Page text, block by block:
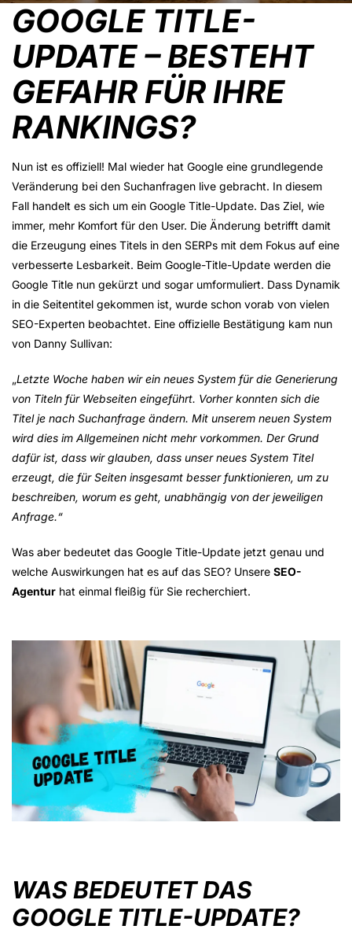
GOOGLE TITLE-
UPDATE – BESTEHT
GEFAHR FÜR IHRE
RANKINGS?
Nun ist es offiziell! Mal wieder hat Google eine grundlegende
Veränderung bei den Suchanfragen live gebracht. In diesem
Fall handelt es sich um ein Google Title-Update. Das Ziel, wie
immer, mehr Komfort für den User. Die Änderung betrifft damit
die Erzeugung eines Titels in den SERPs mit dem Fokus auf eine
verbesserte Lesbarkeit. Beim Google-Title-Update werden die
Google Title nun gekürzt und sogar umformuliert. Dass Dynamik
in die Seitentitel gekommen ist, wurde schon vorab von vielen
SEO-Experten beobachtet. Eine offizielle Bestätigung kam nun
von Danny Sullivan:
„Letzte Woche haben wir ein neues System für die Generierung
von Titeln für Webseiten eingeführt. Vorher konnten sich die
Titel je nach Suchanfrage ändern. Mit unserem neuen System
wird dies im Allgemeinen nicht mehr vorkommen. Der Grund
dafür ist, dass wir glauben, dass unser neues System Titel
erzeugt, die für Seiten insgesamt besser funktionieren, um zu
beschreiben, worum es geht, unabhängig von der jeweiligen
Anfrage.“
Was aber bedeutet das Google Title-Update jetzt genau und
welche Auswirkungen hat es auf das SEO? Unsere SEO-
Agentur hat einmal fleißig für Sie recherchiert.
WAS BEDEUTET DAS
GOOGLE TITLE-UPDATE?